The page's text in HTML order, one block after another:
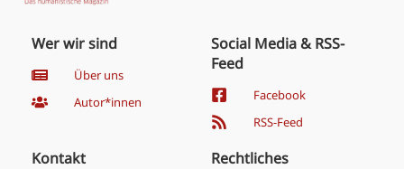
Wer wir sind
Über uns
Autor*innen
Social Media & RSS-
Feed
Facebook
RSS-Feed
Kontakt Rechtliches